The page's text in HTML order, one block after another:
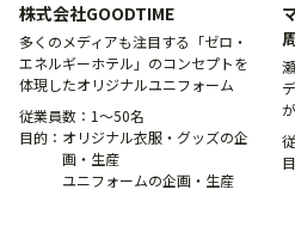
株式会社GOODTIME
多くのメディアも注目する「ゼロ・
エネルギーホテル」のコンセプトを
体現したオリジナルユニフォーム
従業員数： 1〜50名
目的： オリジナル衣服・グッズの企
画・生産
ユニフォームの企画・生産